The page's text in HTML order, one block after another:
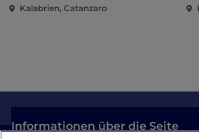
Cassiodoro und die sogenannten
Regionalpark Serre, nachdem
BadolatoHalt gemacht hat,
Dörfer Italiensan der ionischen
Kalabrien, Catanzaro
Informationen über die Seite